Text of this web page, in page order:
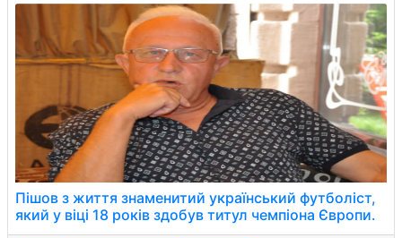
Пішов з життя знаменитий український футболіст,
який у віці 18 років здобув титул чемпіона Європи.